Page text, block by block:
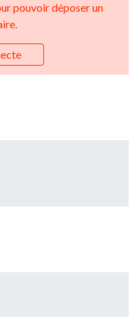
pouvoir déposer un